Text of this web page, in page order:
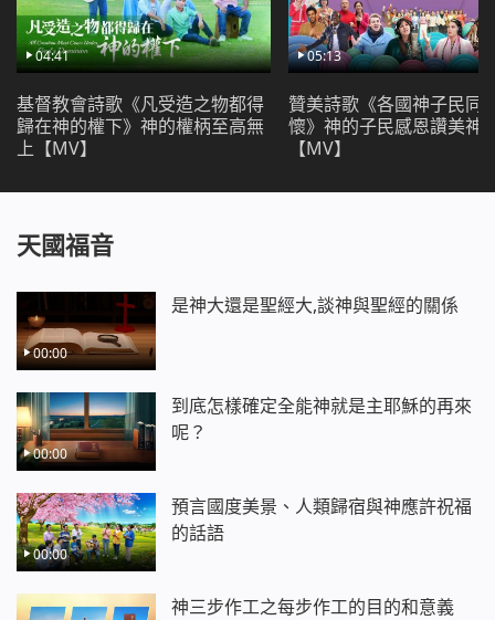
命言語白白賜給我們，接受話語審判得潔淨哎，經受
熬煉的愛更堅喲，享受神的愛心甘甜哪（嘿……）。
可愛的神哪，有誰不愛吔，全心只愛實際神喲。啊
嘿……啊嘿……啊嘿……啊嘿……可愛的神哪，有誰不愛
吔，全心只愛我的神哪。啊嘿……啊嘿……啊嘿……啊
嘿……可愛的神哪，有誰不愛吔，全心只愛我的神
哪。世上一切我不愛吔，全心只愛我的神喲。感謝
你！
04:41
基督教會詩歌《凡受造之物都得
歸在神的權下》神的權柄至高無
上【MV】
05:13
贊美詩歌《各國神子民同
懷》神的子民感恩讚美神
【MV】
天國福音
00:00
是神大還是聖經大,談神與聖經的關係
00:00
到底怎樣確定全能神就是主耶穌的再來
呢？
00:00
預言國度美景、人類歸宿與神應許祝福
的話語
神三步作工之每步作工的目的和意義